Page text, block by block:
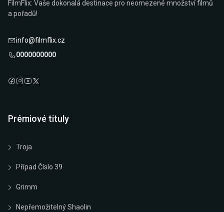
FilmFlix: Vaše dokonalá destinace pro neomezené množství filmů
a pořadů!
info@filmflix.cz
0000000000
Prémiové tituly
Troja
Případ Číslo 39
Grimm
Nepřemožitelný Shaolin